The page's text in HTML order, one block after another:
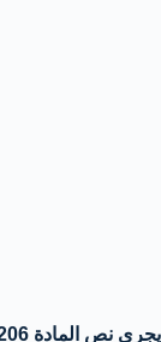
يجري نص المادة 206 مدني علي